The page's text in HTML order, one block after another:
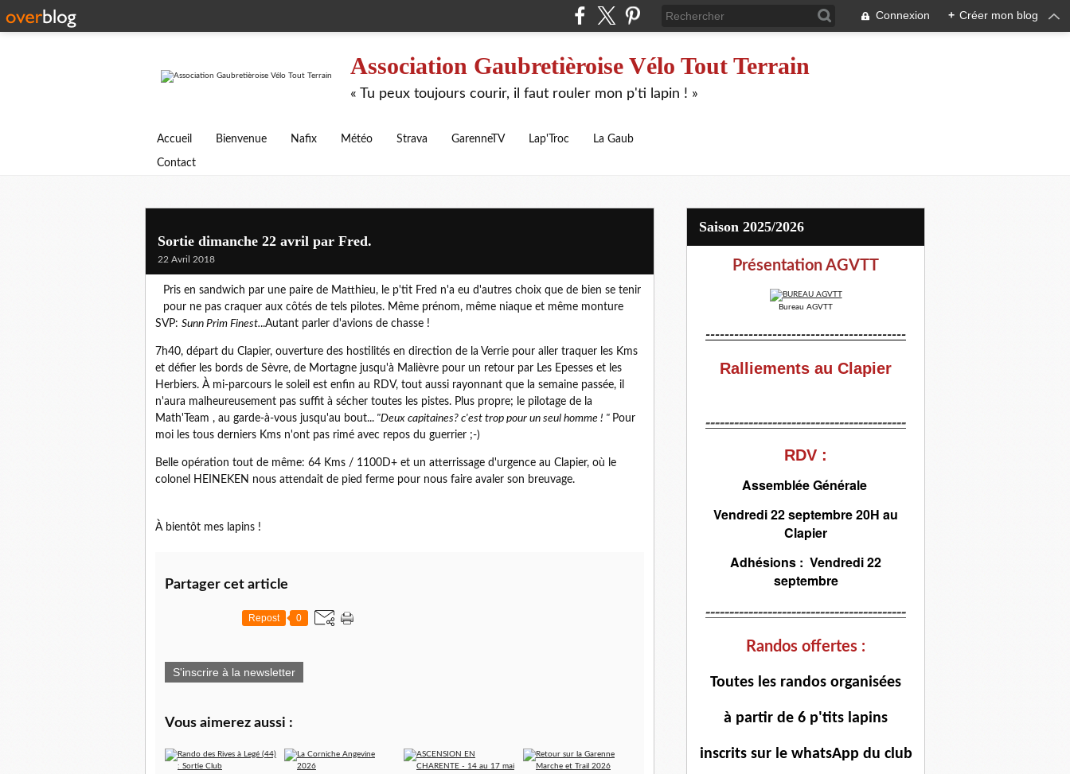
Connexion + Créer mon blog
Association Gaubretièroise Vélo Tout Terrain
« Tu peux toujours courir, il faut rouler mon p'ti lapin ! »
Accueil Bienvenue Nafix Météo Strava GarenneTV Lap'Troc La Gaub
Contact
Sortie dimanche 22 avril par Fred.
22 Avril 2018
Pris en sandwich par une paire de Matthieu, le p'tit Fred n'a eu d'autres choix que de bien se tenir
pour ne pas craquer aux côtés de tels pilotes. Même prénom, même niaque et même monture
SVP: Sunn Prim Finest...Autant parler d'avions de chasse !
7h40, départ du Clapier, ouverture des hostilités en direction de la Verrie pour aller traquer les Kms
et défier les bords de Sèvre, de Mortagne jusqu'à Malièvre pour un retour par Les Epesses et les
Herbiers. À mi-parcours le soleil est enfin au RDV, tout aussi rayonnant que la semaine passée, il
n'aura malheureusement pas suffit à sécher toutes les pistes. Plus propre; le pilotage de la
Math'Team , au garde-à-vous jusqu'au bout... "Deux capitaines? c'est trop pour un seul homme ! " Pour
moi les tous derniers Kms n'ont pas rimé avec repos du guerrier ;-)
Belle opération tout de même: 64 Kms / 1100D+ et un atterrissage d'urgence au Clapier, où le
colonel HEINEKEN nous attendait de pied ferme pour nous faire avaler son breuvage.
À bientôt mes lapins !
Partager cet article
Repost 0
S'inscrire à la newsletter
Vous aimerez aussi :
Saison 2025/2026
Présentation AGVTT
Bureau AGVTT
------------------------------------------
Ralliements au Clapier
------------------------------------------
RDV :
Assemblée Générale
Vendredi 22 septembre 20H au
Clapier
Adhésions : Vendredi 22
septembre
------------------------------------------
Randos offertes :
Toutes les randos organisées
à partir de 6 p'tits lapins
inscrits sur le whatsApp du club